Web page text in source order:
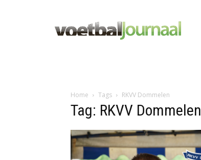
Home Tags RKVV Dommelen
Tag: RKVV Dommelen